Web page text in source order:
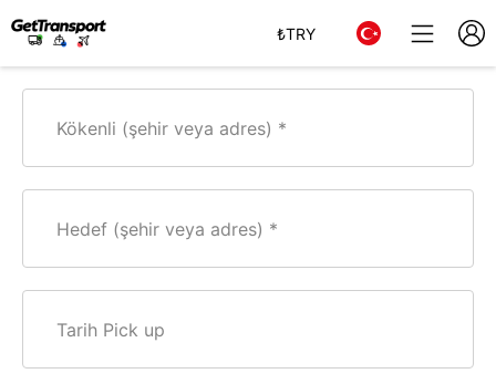
₺TRY
Kökenli (şehir veya adres)
Hedef (şehir veya adres)
Tarih Pick up